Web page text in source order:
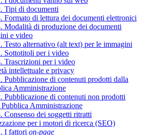
Tipi di documenti
Formato di lettura dei documenti elettronici
Modalità di produzione dei documenti
e video
Testo alternativo (alt text) per le immagini
Sottotitoli per i video
Trascrizioni per i video
intellettuale e privacy
Pubblicazione di contenuti prodotti dalla
Amministrazione
Pubblicazione di contenuti non prodotti
Pubblica Amministrazione
Consenso dei soggetti ritratti
per i motori di ricerca (SEO)
I fattori on-page